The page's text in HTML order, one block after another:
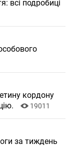
всі подробиці
кордону
19011
за тиждень